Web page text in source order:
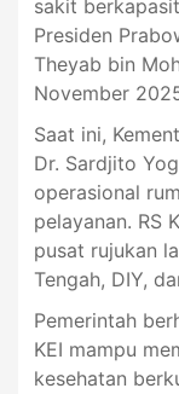
sakit
Presiden
Theyab bin
November
Saat ini,
Dr. Sardjito
operasional
pelayanan. RS
pusat rujukan
Tengah, DIY,
Pemerintah
KEI mampu
kesehatan